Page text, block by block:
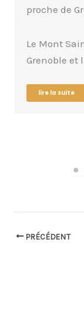
autour
Voici
depuis
PRÉCÉDENT